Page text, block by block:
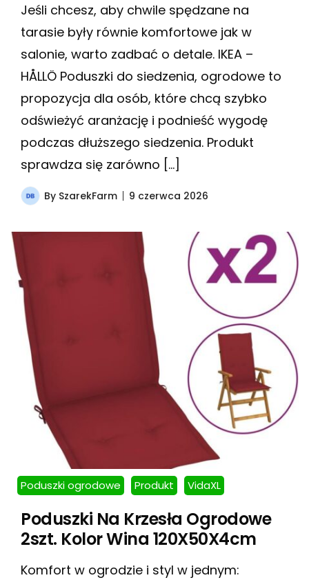
Jeśli chcesz, aby chwile spędzane na
tarasie były równie komfortowe jak w
salonie, warto zadbać o detale. IKEA –
HÅLLÖ Poduszki do siedzenia, ogrodowe to
propozycja dla osób, które chcą szybko
odświeżyć aranżację i podnieść wygodę
podczas dłuższego siedzenia. Produkt
sprawdza się zarówno […]
By SzarekFarm 9 czerwca 2026
Poduszki ogrodowe Produkt VidaXL
Poduszki Na Krzesła Ogrodowe
2szt. Kolor Wina 120X50X4cm
Komfort w ogrodzie i styl w jednym: